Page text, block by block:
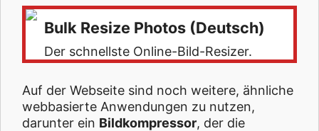
Bulk Resize Photos (Deutsch)
Der schnellste Online-Bild-Resizer.
Auf der Webseite sind noch weitere, ähnliche
webbasierte Anwendungen zu nutzen,
darunter ein Bildkompressor, der die